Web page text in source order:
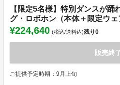
【限定5名様】特別ダンスが踊
グ・ロボホン（本体＋限定ウェ
¥224,640 (税込/送料込)残り0
販売終
ご提供予定時期：9月上旬